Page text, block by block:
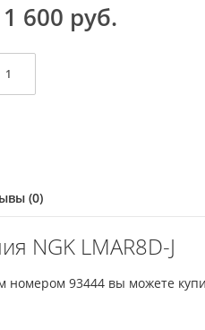
1 600 руб.
(0)
NGK LMAR8D-J
номером 93444 вы можете